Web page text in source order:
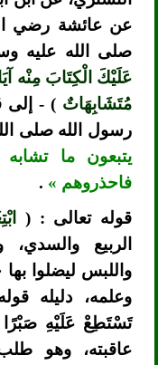
عن عائشة رضي
صلى الله عليه
عَلَيْكَ الْكِتَابَ مِنْه
مُتَشَابِهَاتٌ ) - إلى
رسول الله صلى
يتبعون ما
فاحذروهم » .
قوله تعالى : (
الربيع
واللبس ليضلوا
وعلمه، دليله
تَسْتَطِعْ عَلَيْهِ
عاقبته، وهو